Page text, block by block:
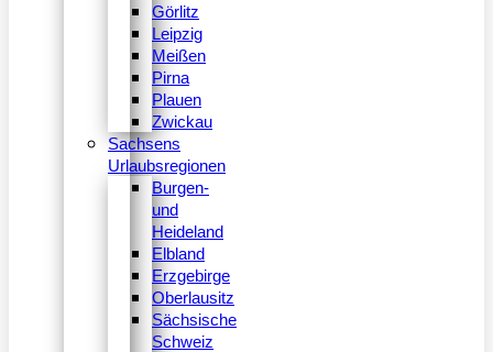
Görlitz
Leipzig
Meißen
Pirna
Plauen
Zwickau
Sachsens
Urlaubsregionen
Burgen-
und
Heideland
Elbland
Erzgebirge
Oberlausitz
Sächsische
Schweiz